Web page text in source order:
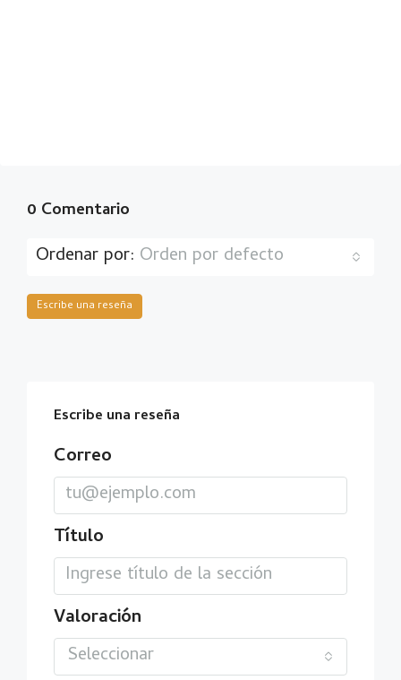
0 Comentario
Ordenar por: Orden por defecto
Escribe una reseña
Escribe una reseña
Correo
Título
Valoración
Seleccionar